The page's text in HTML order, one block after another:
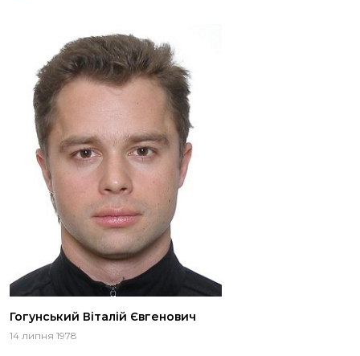
ЛІЦЕНЗУВАННЯ
ПОВІСТКИ
Гогунський Віталій Євгенович
14 липня 1978